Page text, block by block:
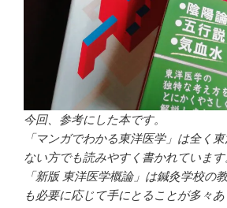
今回、参考にした本です。
「マンガでわかる東洋医学」は全く
ない方でも読みやすく書かれています
「新版 東洋医学概論」は鍼灸学校の
も必要に応じて手にとることが多々あ